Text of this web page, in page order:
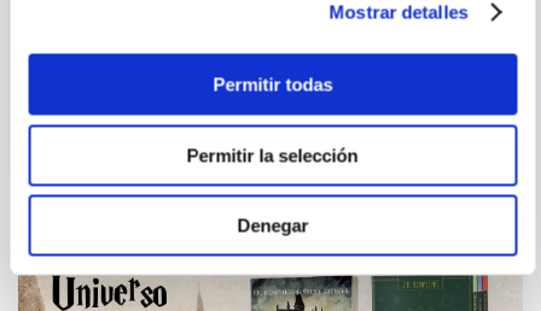
Mostrar detalles
Permitir todas
Permitir la selección
Denegar
HARUICHI FURUDATE